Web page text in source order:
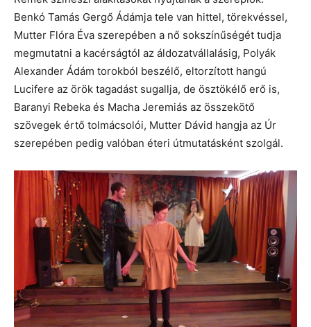
Benkó Tamás Gergő Ádámja tele van hittel, törekvéssel,
Mutter Flóra Éva szerepében a nő sokszínűségét tudja
megmutatni a kacérságtól az áldozatvállalásig, Polyák
Alexander Ádám torokból beszélő, eltorzított hangú
Lucifere az örök tagadást sugallja, de ösztökélő erő is,
Baranyi Rebeka és Macha Jeremiás az összekötő
szövegek értő tolmácsolói, Mutter Dávid hangja az Úr
szerepében pedig valóban éteri útmutatásként szolgál.